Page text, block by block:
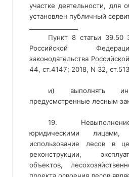
участке деятельности, для
установлен публичный
Пункт 8 статьи 39.50
Российской
законодательства
44, ст.4147; 2018, N 32,
и) выполнять
предусмотренные лесным
19.
юридическими лицами,
использование лесов в
реконструкции,
объектов,